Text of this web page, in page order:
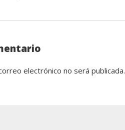
electrónico no será publicada.